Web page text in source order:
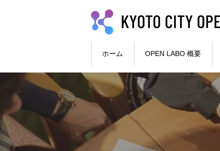
本文へ
ホーム OPEN LABO 概要
ここから本文です。